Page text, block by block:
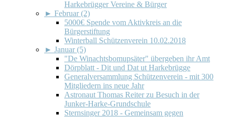
Harkebrügger Vereine & Bürger
► Februar (2)
5000€ Spende vom Aktivkreis an die
Bürgerstiftung
Winterball Schützenverein 10.02.2018
► Januar (5)
"De Winachtsbomupsäter" übergeben ihr Amt
Dörpblatt - Dit und Dat ut Harkebrügge
Generalversammlung Schützenverein - mit 300
Mitgliedern ins neue Jahr
Astronaut Thomas Reiter zu Besuch in der
Junker-Harke-Grundschule
Sternsinger 2018 - Gemeinsam gegen